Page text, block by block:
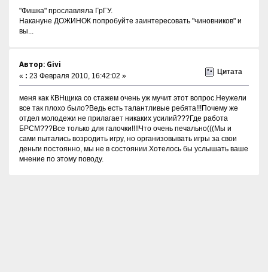
"Фишка" прославляла ГрГУ.
Накануне ДОЖИНОК попробуйте заинтересовать "чиновников" и
вы...
Автор: Givi
« : 23 Февраля 2010, 16:42:02 »
Цитата
меня как КВНщика со стажем очень уж мучит этот вопрос.Неужели
все так плохо было?Ведь есть талантливые ребята!!!Почему же
отдел молодежи не прилагает никаких усилий???Где работа
БРСМ???Все только для галочки!!!!Что очень печально(((Мы и
сами пытались возродить игру, но организовывать игры за свои
деньги постоянно, мы не в состоянии.Хотелось бы услышать ваше
мнение по этому поводу.